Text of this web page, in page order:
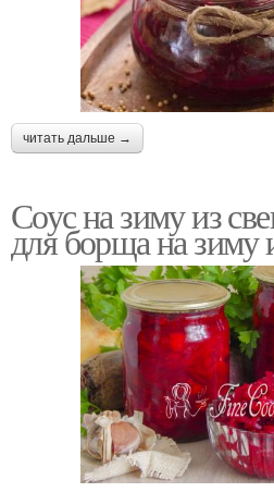
читать дальше →
Соус на зиму из
для борща на зиму